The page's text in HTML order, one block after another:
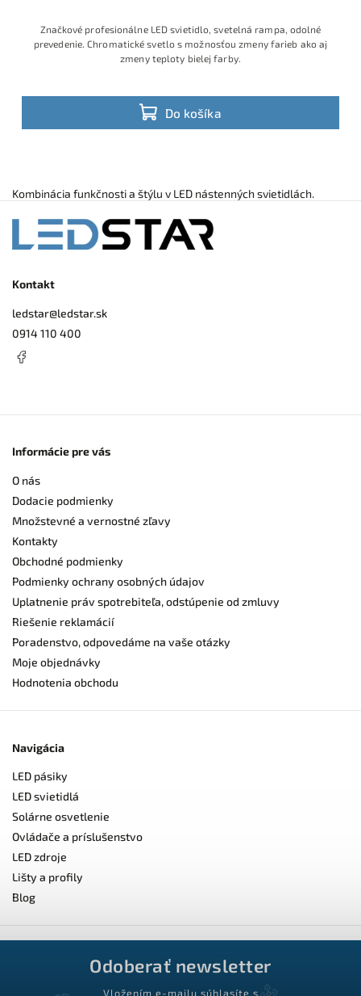
Do košíka
Značkové profesionálne LED svietidlo, svetelná rampa, odolné
prevedenie. Chromatické svetlo s možnosťou zmeny farieb ako aj
zmeny teploty bielej farby.
Kombinácia funkčnosti a štýlu v LED nástenných svietidlách.
Kontakt
ledstar@ledstar.sk
0914 110 400
Informácie pre vás
O nás
Dodacie podmienky
Množstevné a vernostné zľavy
Kontakty
Obchodné podmienky
Podmienky ochrany osobných údajov
Uplatnenie práv spotrebiteľa, odstúpenie od zmluvy
Riešenie reklamácií
Poradenstvo, odpovedáme na vaše otázky
Moje objednávky
Hodnotenia obchodu
Navigácia
LED pásiky
LED svietidlá
Solárne osvetlenie
Ovládače a príslušenstvo
LED zdroje
Lišty a profily
Blog
Odoberať newsletter
Vložením e-mailu súhlasíte s